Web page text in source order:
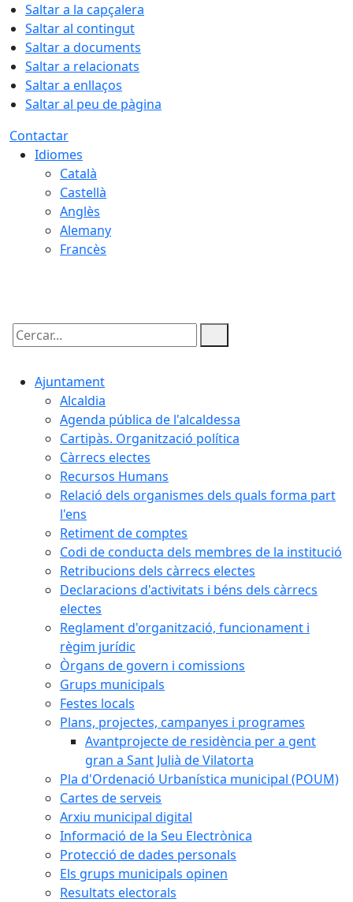
Saltar a la capçalera
Saltar al contingut
Saltar a documents
Saltar a relacionats
Saltar a enllaços
Saltar al peu de pàgina
Contactar
Idiomes
Català
Castellà
Anglès
Alemany
Francès
Cercar:
Ajuntament
Alcaldia
Agenda pública de l'alcaldessa
Cartipàs. Organització política
Càrrecs electes
Recursos Humans
Relació dels organismes dels quals forma part
l'ens
Retiment de comptes
Codi de conducta dels membres de la institució
Retribucions dels càrrecs electes
Declaracions d'activitats i béns dels càrrecs
electes
Reglament d'organització, funcionament i
règim jurídic
Òrgans de govern i comissions
Grups municipals
Festes locals
Plans, projectes, campanyes i programes
Avantprojecte de residència per a gent
gran a Sant Julià de Vilatorta
Pla d'Ordenació Urbanística municipal (POUM)
Cartes de serveis
Arxiu municipal digital
Informació de la Seu Electrònica
Protecció de dades personals
Els grups municipals opinen
Resultats electorals